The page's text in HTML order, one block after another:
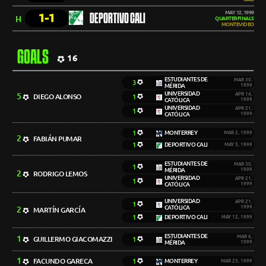
H 1-1 DEPORTIVO CALI
MAY 12, 1999
QUARTERFINALS
MONTEVIDEO
GOALS 16
5 DIEGO ALONSO
3
ESTUDIANTES DE
MÉRIDA
MAR 30,
1999
1
UNIVERSIDAD
CATÓLICA
APR 14,
1999
1
UNIVERSIDAD
CATÓLICA
APR 21,
1999
2 FABIÁN PUMAR
1 MONTERREY MAR 2, 1999
1 DEPORTIVO CALI MAY 5, 1999
2 RODRIGO LEMOS
1
ESTUDIANTES DE
MÉRIDA
MAR 30,
1999
1
UNIVERSIDAD
CATÓLICA
APR 21,
1999
2 MARTÍN GARCÍA
1
UNIVERSIDAD
CATÓLICA
APR 21,
1999
1 DEPORTIVO CALI MAY 12, 1999
1 GUILLERMO GIACOMAZZI 1
ESTUDIANTES DE
MÉRIDA
MAR 6,
1999
1 FACUNDO GARECA 1 MONTERREY MAR 23, 1999